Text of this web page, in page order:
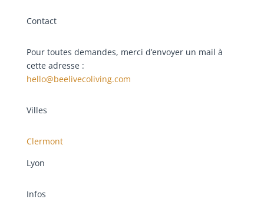
Contact
Pour toutes demandes, merci d’envoyer un mail à
cette adresse :
hello@beelivecoliving.com
Villes
Clermont
Lyon
Infos